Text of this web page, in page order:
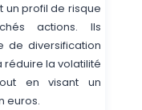
un profil de risque
actions. Ils
de diversification
réduire la volatilité
en visant un
euros.